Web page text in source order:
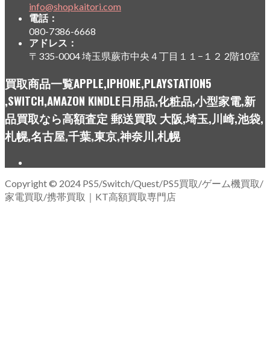
info@shopkaitori.com
電話：
080-7386-6668
アドレス：
〒335-0004 埼玉県蕨市中央４丁目１１−１２ 2階10室
買取商品一覧APPLE,IPHONE,PLAYSTATION5
,SWITCH,AMAZON KINDLE日用品,化粧品,小型家電,新
品買取なら高額査定 郵送買取 大阪,埼玉,川崎,池袋,
札幌,名古屋,千葉,東京,神奈川,札幌
Copyright © 2024 PS5/Switch/Quest/PS5買取/ゲーム機買取/
家電買取/携帯買取｜KT高額買取専門店